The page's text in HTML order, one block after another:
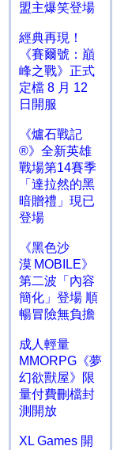
盟主爆笑登場
經典再現！
《賽爾號：巔
峰之戰》正式
定檔 8 月 12
日開服
《爐石戰記
®》全新英雄
戰場第14賽季
「達拉然的黑
暗贈禮」現已
登場
《黑色沙
漠 MOBILE》
第二波「內容
簡化」登場 順
暢冒險無負擔
成人輕量
MMORPG《夢
幻欲獸屋》限
量付費刪檔封
測開放
XL Games 開